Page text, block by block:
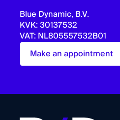
Blue Dynamic, B.V.
KVK: 30137532
VAT: NL805557532B01
Make an appointment